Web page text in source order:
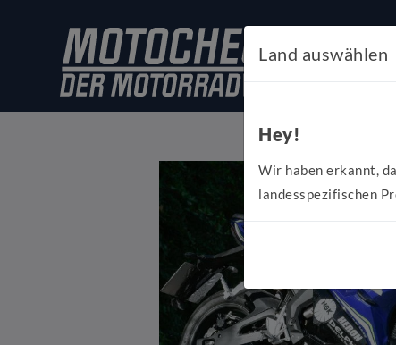
Land auswählen
Hey!
Wir haben erkannt,
landesspezifischen